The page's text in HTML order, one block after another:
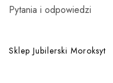
Pytania i odpowiedzi
Sklep Jubilerski Moroksyt